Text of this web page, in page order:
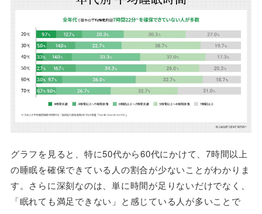
グラフを見ると、特に50代から60代にかけて、7時間以上
の睡眠を確保できている人の割合が少ないことがわかりま
す。さらに深刻なのは、単に時間が足りないだけでなく、
「眠れても満足できない」と感じている人が多いことで